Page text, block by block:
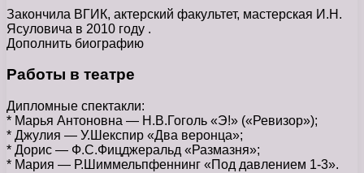
Закончила ВГИК, актерский факультет, мастерская И.Н.
Ясуловича в 2010 году .
Дополнить биографию
Работы в театре
Дипломные спектакли:
* Марья Антоновна — Н.В.Гоголь «Э!» («Ревизор»);
* Джулия — У.Шекспир «Два веронца»;
* Дорис — Ф.С.Фицджеральд «Размазня»;
* Мария — Р.Шиммельпфеннинг «Под давлением 1-3».